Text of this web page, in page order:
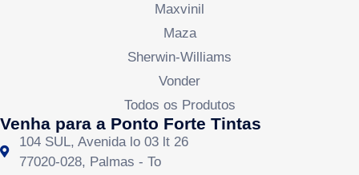
Maxvinil
Maza
Sherwin-Williams
Vonder
Todos os Produtos
Venha para a Ponto Forte Tintas
104 SUL, Avenida lo 03 lt 26
77020-028, Palmas - To